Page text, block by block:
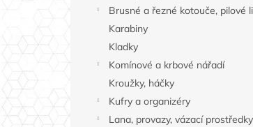
Brusné a řezné kotouče, pilové
Karabiny
Kladky
Komínové a krbové nářadí
Kroužky, háčky
Kufry a organizéry
Lana, provazy, vázací prostředky